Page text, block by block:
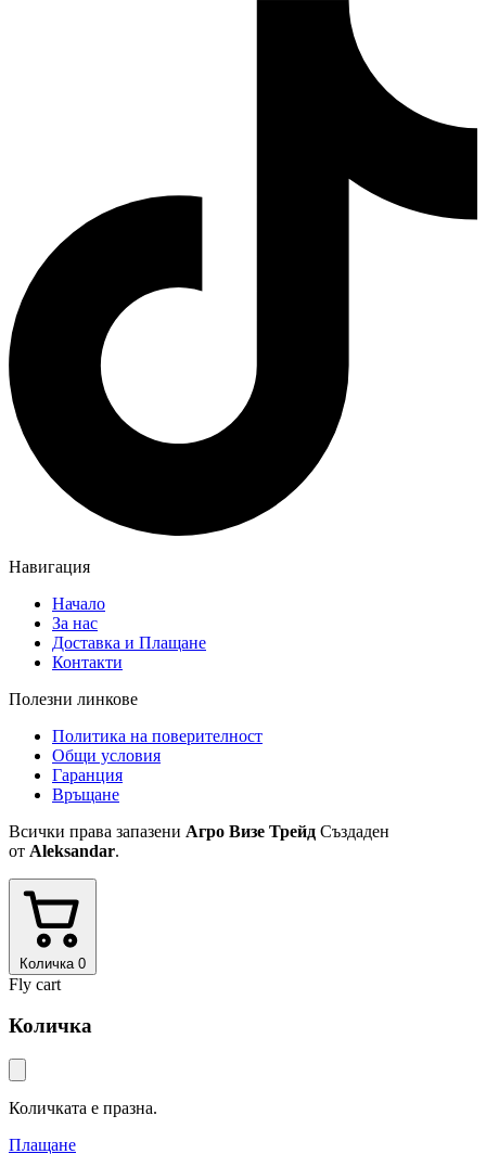
Навигация
Начало
За нас
Доставка и Плащане
Контакти
Полезни линкове
Политика на поверителност
Общи условия
Гаранция
Връщане
Всички права запазени Агро Визе Трейд Създаден
от Aleksandar.
Количка 0
Fly cart
Количка
Количката е празна.
Плащане